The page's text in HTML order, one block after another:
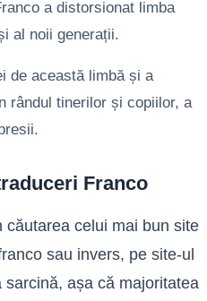
a distorsionat limba
al noii generații.
de această limbă și a
rândul tinerilor și copiilor, a
Franco
celui mai bun site
sau invers, pe site-ul
așa că majoritatea